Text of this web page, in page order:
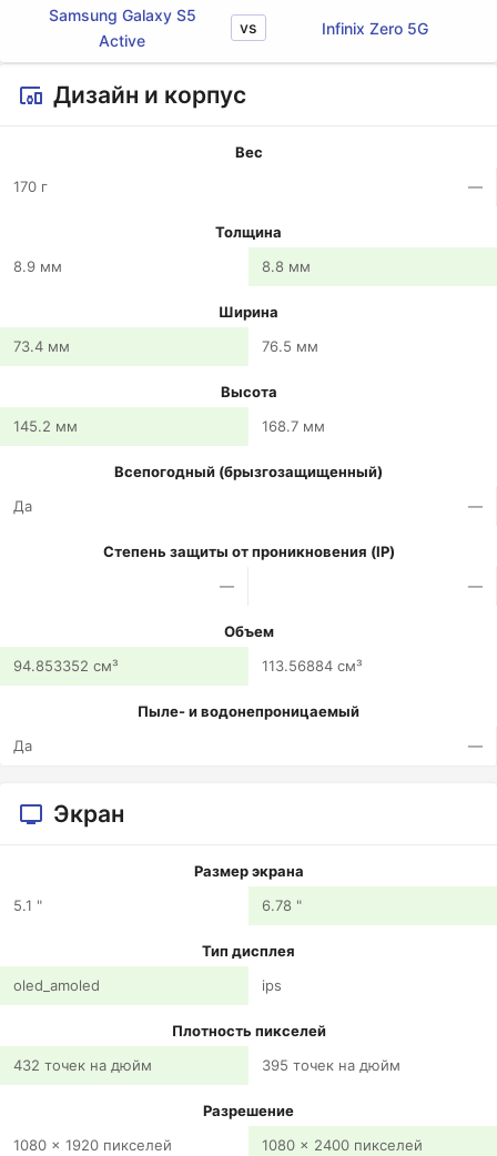
Samsung Galaxy S5
Active
vs Infinix Zero 5G
Дизайн и корпус
Вес
170 г
—
Толщина
8.9 мм
8.8 мм
Ширина
73.4 мм
76.5 мм
Высота
145.2 мм
168.7 мм
Всепогодный (брызгозащищенный)
Да
—
Степень защиты от проникновения (IP)
—
—
Объем
94.853352 см³
113.56884 см³
Пыле- и водонепроницаемый
Да
—
Экран
Размер экрана
5.1 "
6.78 "
Тип дисплея
oled_amoled
ips
Плотность пикселей
432 точек на дюйм
395 точек на дюйм
Разрешение
1080 x 1920 пикселей
1080 x 2400 пикселей